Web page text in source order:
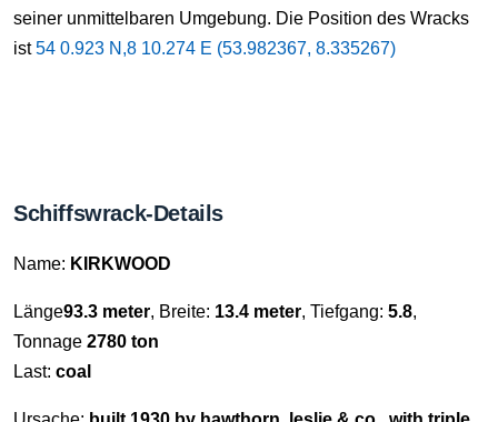
seiner unmittelbaren Umgebung. Die Position des Wracks
ist54 0.923 N,8 10.274 E (53.982367, 8.335267)
Schiffswrack-Details
Name: KIRKWOOD
Länge93.3 meter, Breite: 13.4 meter, Tiefgang: 5.8,
Tonnage 2780 ton
Last: coal